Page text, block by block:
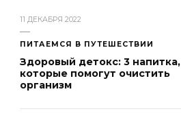
11 ДЕКАБРЯ 2022
ПИТАЕМСЯ В ПУТЕШЕСТВИИ
Здоровый детокс: 3 напитка,
которые помогут очистить
организм